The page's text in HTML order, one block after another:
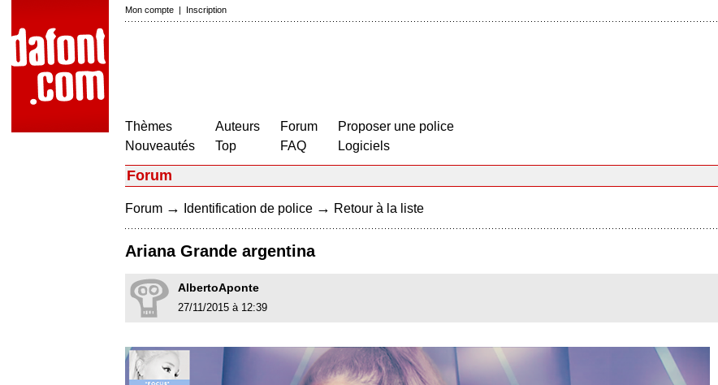
Mon compte | Inscription
Thèmes
Nouveautés
Auteurs
Top
Forum
FAQ
Proposer une police
Logiciels
Forum
Forum → Identification de police → Retour à la liste
Ariana Grande argentina
AlbertoAponte
27/11/2015 à 12:39